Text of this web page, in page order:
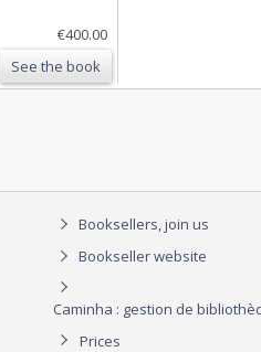
€400.00
See the book
Booksellers, join us
Bookseller website
Caminha : gestion de
Prices